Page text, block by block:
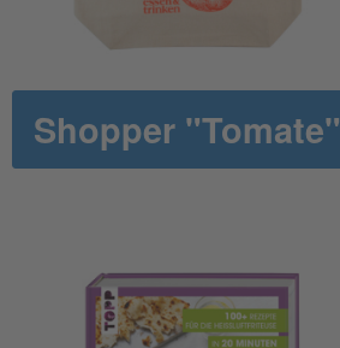
Shopper "Tomate"